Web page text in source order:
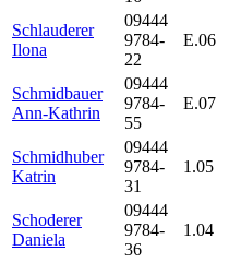
Schlauderer
Ilona
09444
9784-
22
E.06
Schmidbauer
Ann-Kathrin
09444
9784-
55
E.07
Schmidhuber
Katrin
09444
9784-
31
1.05
Schoderer
Daniela
09444
9784-
36
1.04